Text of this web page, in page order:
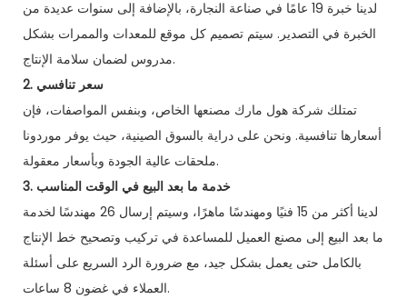
لدينا خبرة 19 عامًا في صناعة النجارة، بالإضافة إلى سنوات عديدة من
الخبرة في التصدير. سيتم تصميم كل موقع للمعدات والممرات بشكل
مدروس لضمان سلامة الإنتاج.
2. سعر تنافسي
تمتلك شركة هول مارك مصنعها الخاص، وبنفس المواصفات، فإن
أسعارها تنافسية. ونحن على دراية بالسوق الصينية، حيث يوفر موردونا
ملحقات عالية الجودة وبأسعار معقولة.
3. خدمة ما بعد البيع في الوقت المناسب
لدينا أكثر من 15 فنيًا ومهندسًا ماهرًا، وسيتم إرسال 26 مهندسًا لخدمة
ما بعد البيع إلى مصنع العميل للمساعدة في تركيب وتصحيح خط الإنتاج
بالكامل حتى يعمل بشكل جيد، مع ضرورة الرد السريع على أسئلة
العملاء في غضون 8 ساعات.